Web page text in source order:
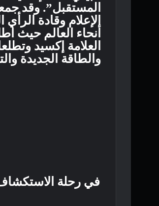
المستقبل”. وقد
الإعلام وقادة
أنحاء العالم حيث
العلامة إكسيد
والطاقة الجديدة
في رحلة